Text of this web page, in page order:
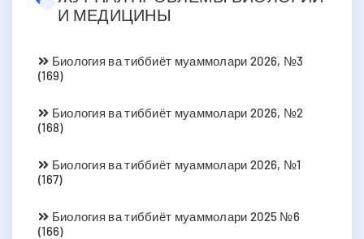
И МЕДИЦИНЫ
Биология ва тиббиёт муаммолари 2026, №3
(169)
Биология ва тиббиёт муаммолари 2026, №2
(168)
Биология ва тиббиёт муаммолари 2026, №1
(167)
Биология ва тиббиёт муаммолари 2025 №6
(166)